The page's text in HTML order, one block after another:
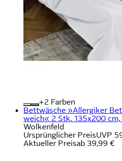
+
Farben
Bettwäsche »Allergiker
weich« 2 Stk. 135x200
Wolkenfeld
Ursprünglicher PreisUVP
Aktueller Preisab 39,99 €